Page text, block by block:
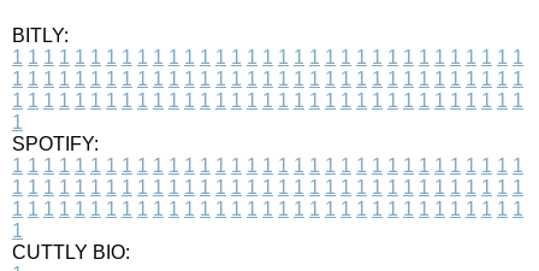
BITLY:
1 1 1 1 1 1 1 1 1 1 1 1 1 1 1 1 1 1 1 1 1 1 1 1 1 1 1 1 1 1 1 1 1
1 1 1 1 1 1 1 1 1 1 1 1 1 1 1 1 1 1 1 1 1 1 1 1 1 1 1 1 1 1 1 1 1
1 1 1 1 1 1 1 1 1 1 1 1 1 1 1 1 1 1 1 1 1 1 1 1 1 1 1 1 1 1 1 1 1
1
SPOTIFY:
1 1 1 1 1 1 1 1 1 1 1 1 1 1 1 1 1 1 1 1 1 1 1 1 1 1 1 1 1 1 1 1 1
1 1 1 1 1 1 1 1 1 1 1 1 1 1 1 1 1 1 1 1 1 1 1 1 1 1 1 1 1 1 1 1 1
1 1 1 1 1 1 1 1 1 1 1 1 1 1 1 1 1 1 1 1 1 1 1 1 1 1 1 1 1 1 1 1 1
1
CUTTLY BIO: